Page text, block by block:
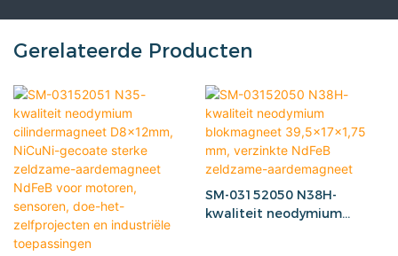
Gerelateerde Producten
SM-03152050 N38H-
kwaliteit neodymium